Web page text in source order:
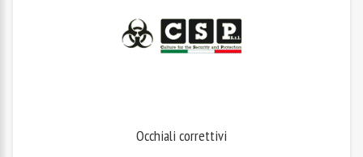
Occhiali correttivi